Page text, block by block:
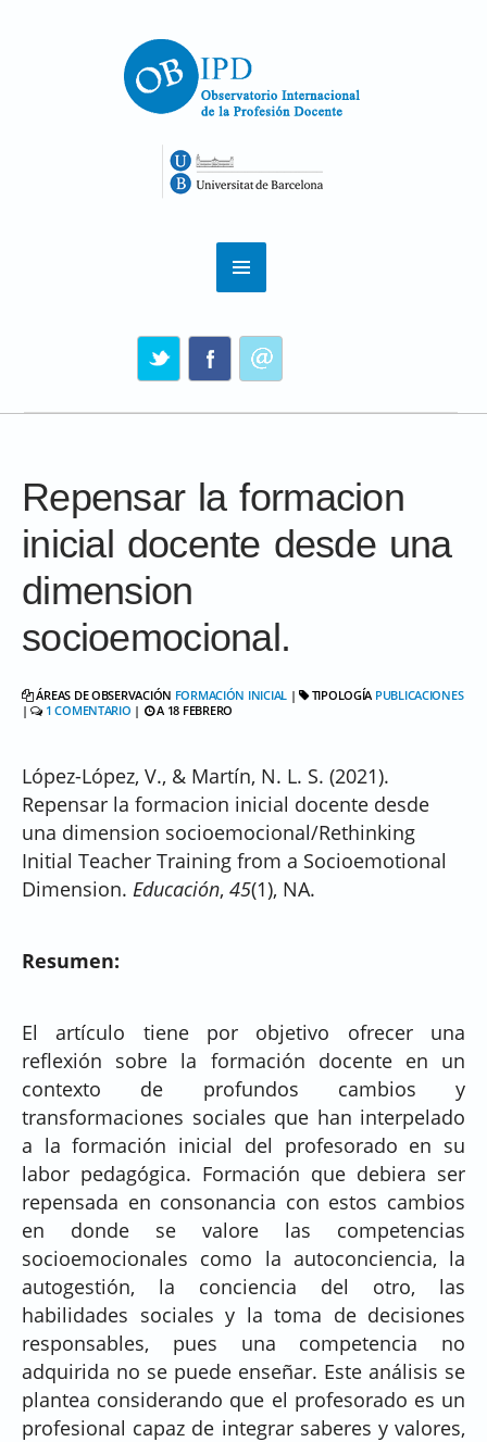
Repensar la formacion
inicial docente desde una
dimension
socioemocional.
ÁREAS DE OBSERVACIÓN FORMACIÓN INICIAL | TIPOLOGÍA PUBLICACIONES
|
1 COMENTARIO | A 18 FEBRERO
López-López, V., & Martín, N. L. S. (2021).
Repensar la formacion inicial docente desde
una dimension socioemocional/Rethinking
Initial Teacher Training from a Socioemotional
Dimension. Educación, 45(1), NA.
Resumen:
El artículo tiene por objetivo ofrecer una
reflexión sobre la formación docente en un
contexto de profundos cambios y
transformaciones sociales que han interpelado
a la formación inicial del profesorado en su
labor pedagógica. Formación que debiera ser
repensada en consonancia con estos cambios
en donde se valore las competencias
socioemocionales como la autoconciencia, la
autogestión, la conciencia del otro, las
habilidades sociales y la toma de decisiones
responsables, pues una competencia no
adquirida no se puede enseñar. Este análisis se
plantea considerando que el profesorado es un
profesional capaz de integrar saberes y valores,